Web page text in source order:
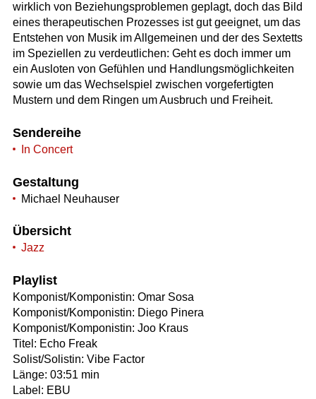
wirklich von Beziehungsproblemen geplagt, doch das Bild
eines therapeutischen Prozesses ist gut geeignet, um das
Entstehen von Musik im Allgemeinen und der des Sextetts
im Speziellen zu verdeutlichen: Geht es doch immer um
ein Ausloten von Gefühlen und Handlungsmöglichkeiten
sowie um das Wechselspiel zwischen vorgefertigten
Mustern und dem Ringen um Ausbruch und Freiheit.
Sendereihe
In Concert
Gestaltung
Michael Neuhauser
Übersicht
Jazz
Playlist
Komponist/Komponistin: Omar Sosa
Komponist/Komponistin: Diego Pinera
Komponist/Komponistin: Joo Kraus
Titel: Echo Freak
Solist/Solistin: Vibe Factor
Länge: 03:51 min
Label: EBU